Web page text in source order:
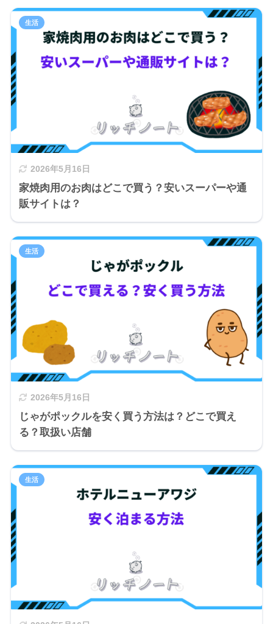
2026年5月16日
家焼肉用のお肉はどこで買う？安いスーパーや通
販サイトは？
生活
2026年5月16日
じゃがポックルを安く買う方法は？どこで買え
る？取扱い店舗
生活
生活